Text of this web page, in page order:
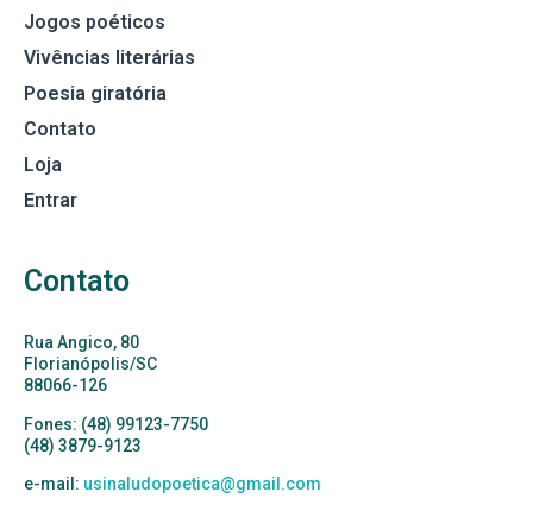
Jogos poéticos
Vivências literárias
Poesia giratória
Contato
Loja
Entrar
Contato
Rua Angico, 80
Florianópolis/SC
88066-126
Fones: (48) 99123-7750
(48) 3879-9123
e-mail: usinaludopoetica@gmail.com